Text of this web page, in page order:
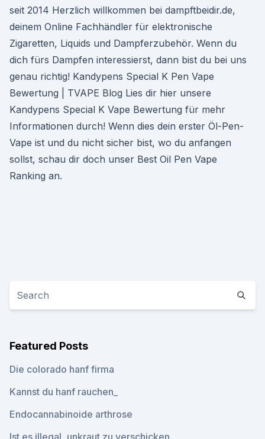
seit 2014 Herzlich willkommen bei dampftbeidir.de,
deinem Online Fachhändler für elektronische
Zigaretten, Liquids und Dampferzubehör. Wenn du
dich fürs Dampfen interessierst, dann bist du bei uns
genau richtig! Kandypens Special K Pen Vape
Bewertung | TVAPE Blog Lies dir hier unsere
Kandypens Special K Vape Bewertung für mehr
Informationen durch! Wenn dies dein erster Öl-Pen-
Vape ist und du nicht sicher bist, wo du anfangen
sollst, schau dir doch unser Best Oil Pen Vape
Ranking an.
Featured Posts
Die colorado hanf firma
Kannst du hanf rauchen_
Endocannabinoide arthrose
Ist es illegal, unkraut zu verschicken_